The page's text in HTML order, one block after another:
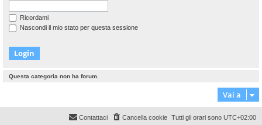
Ricordami
Nascondi il mio stato per questa sessione
Questa categoria non ha forum.
Vai a
Tutti gli orari sono UTC+02:00
Cancella cookie
Contattaci